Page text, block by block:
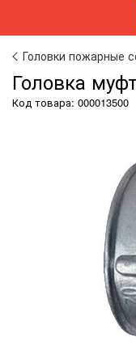
Головки пожарные
Головка
Код товара: 000013500